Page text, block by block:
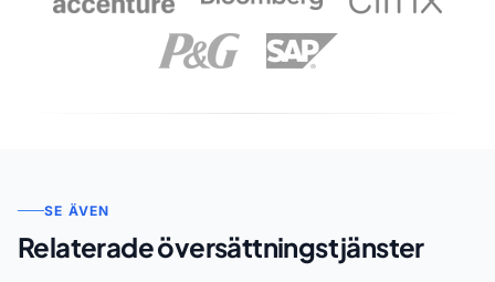
SE ÄVEN
Relaterade översättningstjänster